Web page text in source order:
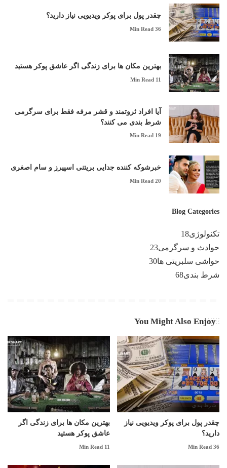
چقدر پول برای پوکر ویدیویی نیاز دارید؟
36 Min Read
بهترین مکان ها برای زندگی اگر عاشق پوکر هستید
11 Min Read
‎آیا افراد ثروتمند و قشر مرفه فقط برای سرگرمی
شرط‌ بندی می کنند؟
19 Min Read
خبرشوکه کننده جدایی بریتنی اسپیرز و سام اصغری
20 Min Read
Blog Categories
تکنولوژی18
حوادث و سرگرمی23
حواشی سلبریتی ها30
شرط بندی68
You Might Also Enjoy
شرط بندی
چقدر پول برای پوکر ویدیویی نیاز
دارید؟
36 Min Read
شرط بندی
بهترین مکان ها برای زندگی اگر
عاشق پوکر هستید
11 Min Read